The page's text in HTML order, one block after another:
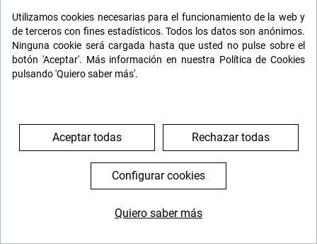
zona de selva húmeda tropical al norte de Cairns,
un área de enorme valor considerada como
patrimonio de la humanidad y situada en el
estado de Queensland.
El teleférico tras el viaje sobrevolando flora nativa,
mariposas y un parque de reptiles; también se
puede dar un bonito paseo a orillas del río Barron.
De camino a Atherton Tablelands pasamos por
comunidades agrícolas hasta llegar a un árbol
Después de llegar a nuestro alojamiento
Utilizamos cookies necesarias para el funcionamiento de la web y
de terceros con fines estadísticos. Todos los datos son anónimos.
Ninguna cookie será cargada hasta que usted no pulse sobre el
botón 'Aceptar'. Más información en nuestra Política de Cookies
pulsando 'Quiero saber más'.
Aceptar todas Rechazar todas
Configurar cookies
Quiero saber más